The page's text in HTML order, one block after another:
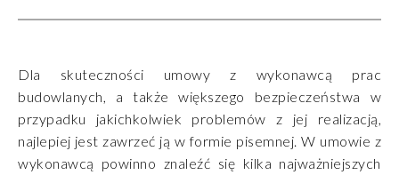
Dla skuteczności umowy z wykonawcą prac
budowlanych, a także większego bezpieczeństwa w
przypadku jakichkolwiek problemów z jej realizacją,
najlepiej jest zawrzeć ją w formie pisemnej. W umowie z
wykonawcą powinno znaleźć się kilka najważniejszych